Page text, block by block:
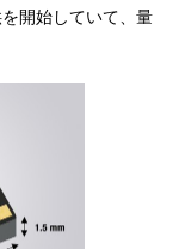
開始していて、量